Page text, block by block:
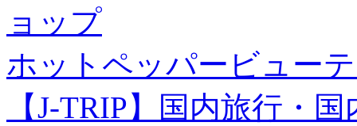
ョップ
ホットペッパービュー
【J-TRIP】国内旅行・